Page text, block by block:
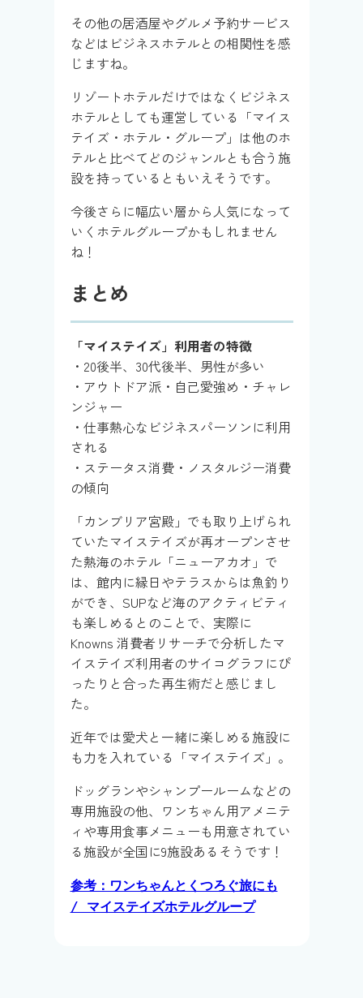
その他の居酒屋やグルメ予約サービス
などはビジネスホテルとの相関性を感
じますね。
リゾートホテルだけではなくビジネス
ホテルとしても運営している「マイス
テイズ・ホテル・グループ」は他のホ
テルと比べてどのジャンルとも合う施
設を持っているともいえそうです。
今後さらに幅広い層から人気になって
いくホテルグループかもしれません
ね！
まとめ
「マイステイズ」利用者の特徴
・20後半、30代後半、男性が多い
・アウトドア派・自己愛強め・チャレ
ンジャー
・仕事熱心なビジネスパーソンに利用
される
・ステータス消費・ノスタルジー消費
の傾向
「カンブリア宮殿」でも取り上げられ
ていたマイステイズが再オープンさせ
た熱海のホテル「ニューアカオ」で
は、館内に縁日やテラスからは魚釣り
ができ、SUPなど海のアクティビティ
も楽しめるとのことで、実際に
Knowns 消費者リサーチで分析したマ
イステイズ利用者のサイコグラフにぴ
ったりと合った再生術だと感じまし
た。
近年では愛犬と一緒に楽しめる施設に
も力を入れている「マイステイズ」。
ドッグランやシャンプールームなどの
専用施設の他、ワンちゃん用アメニテ
ィや専用食事メニューも用意されてい
る施設が全国に9施設あるそうです！
参考：ワンちゃんとくつろぐ旅にも
/ マイステイズホテルグループ